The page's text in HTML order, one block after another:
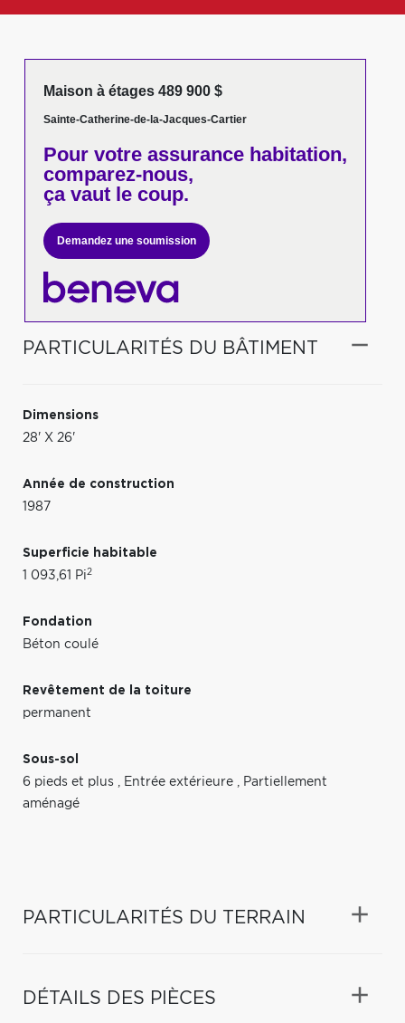
Maison à étages 489 900 $
Sainte-Catherine-de-la-Jacques-Cartier
Pour votreassurance habitation,
comparez-nous,
ça vaut le coup.
Demandez une soumission
PARTICULARITÉS DU BÂTIMENT
Dimensions
28' X 26'
Année de construction
1987
Superficie habitable
1 093,61 Pi2
Fondation
Béton coulé
Revêtement de la toiture
permanent
Sous-sol
6 pieds et plus , Entrée extérieure , Partiellement
aménagé
PARTICULARITÉS DU TERRAIN
DÉTAILS DES PIÈCES